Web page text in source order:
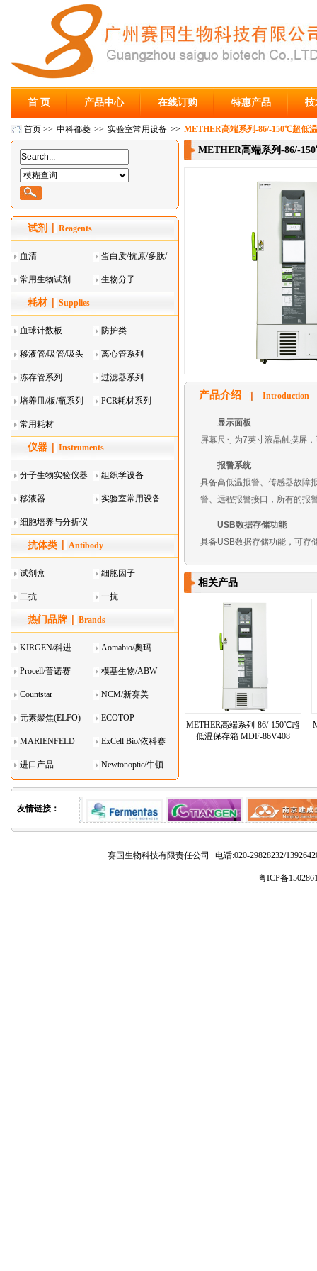
首 页 产品中心 在线订购 特惠产品 技
首页 >> 中科都菱 >> 实验室常用设备 >> METHER高端系列-86/-150℃超低
试剂 Reagents
血清 蛋白质/抗原/多肽/
酶
常用生物试剂 生物分子
耗材 Supplies
血球计数板 防护类
移液管/吸管/吸头
系列
离心管系列
冻存管系列 过滤器系列
培养皿/板/瓶系列 PCR耗材系列
常用耗材
仪器 Instruments
分子生物实验仪器 组织学设备
移液器 实验室常用设备
细胞培养与分折仪
器叠
抗体类 Antibody
试剂盒 细胞因子
二抗 一抗
热门品牌 Brands
KIRGEN/科进 Aomabio/奥玛
Procell/普诺赛 模基生物/ABW
Countstar NCM/新赛美
元素聚焦(ELFO) ECOTOP
MARIENFELD ExCell Bio/依科赛
进口产品 Newtonoptic/牛顿
光学
METHER高端系列-86/-
产品介绍 Introduction
显示面板
屏幕尺寸为7英寸液晶触摸屏
报警系统
具备高低温报警、传感器故障
警、远程报警接口，所有的报
USB数据存储功能
具备USB数据存储功能，可存
相关产品
METHER高端系列-86/-150℃超
低温保存箱 MDF-86V408
友情链接：
赛国生物科技有限责任公司 电话:020-29828232/
粤ICP备